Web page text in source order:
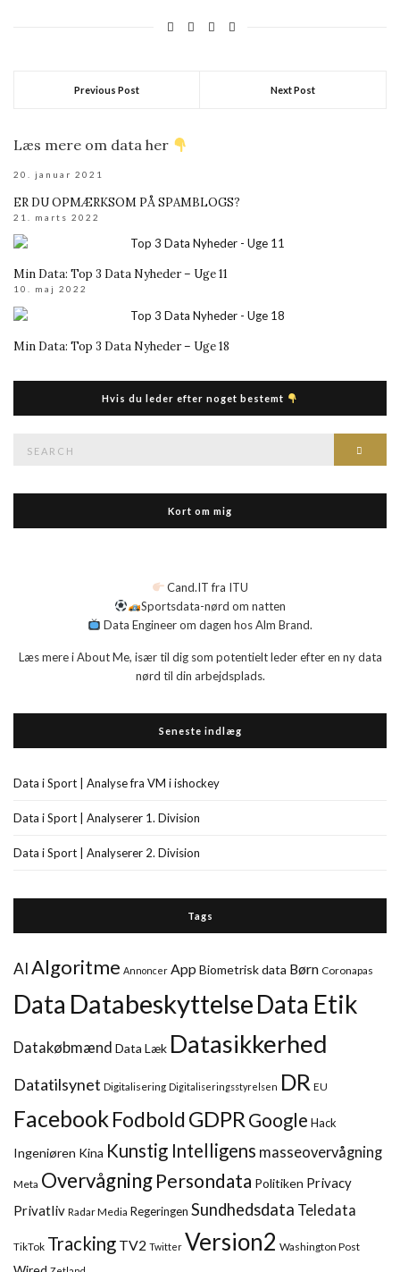
Previous Post Next Post
Læs mere om data her
20. januar 2021
ER DU OPMÆRKSOM PÅ SPAMBLOGS?
21. marts 2022
Min Data: Top 3 Data Nyheder – Uge 11
10. maj 2022
Min Data: Top 3 Data Nyheder – Uge 18
Hvis du leder efter noget bestemt
Kort om mig
Cand.IT fra ITU
Sportsdata-nørd om natten
Data Engineer om dagen hos Alm Brand.
Læs mere i About Me, især til dig som potentielt leder efter en ny data
nørd til din arbejdsplads.
Seneste indlæg
Data i Sport | Analyse fra VM i ishockey
Data i Sport | Analyserer 1. Division
Data i Sport | Analyserer 2. Division
Tags
AIAlgoritme Annoncer App Biometrisk data Børn Coronapas
Data DatabeskyttelseData Etik
Datakøbmænd Data Læk Datasikkerhed
Datatilsynet Digitalisering Digitaliseringsstyrelsen DR EU
FacebookFodboldGDPR Google Hack
Ingeniøren Kina Kunstig Intelligens masseovervågning
Meta Overvågning Persondata Politiken Privacy
Privatliv Radar Media Regeringen Sundhedsdata Teledata
TikTok Tracking TV2 Twitter Version2 Washington Post